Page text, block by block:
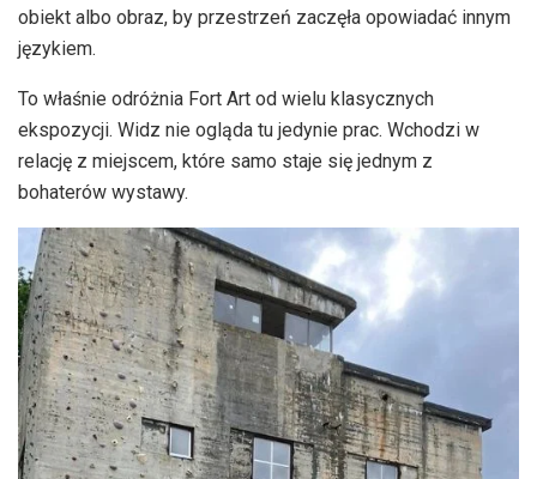
obiekt albo obraz, by przestrzeń zaczęła opowiadać innym
językiem.
To właśnie odróżnia Fort Art od wielu klasycznych
ekspozycji. Widz nie ogląda tu jedynie prac. Wchodzi w
relację z miejscem, które samo staje się jednym z
bohaterów wystawy.